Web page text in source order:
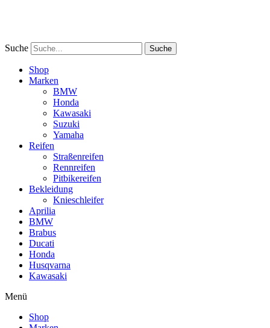
Suche Suche
Shop
Marken
BMW
Honda
Kawasaki
Suzuki
Yamaha
Reifen
Straßenreifen
Rennreifen
Pitbikereifen
Bekleidung
Knieschleifer
Aprilia
BMW
Brabus
Ducati
Honda
Husqvarna
Kawasaki
Menü
Shop